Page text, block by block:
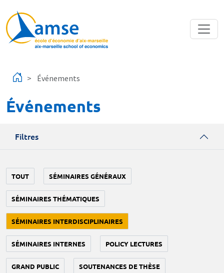
Événements
Événements
Filtres
TOUT SÉMINAIRES GÉNÉRAUX
SÉMINAIRES THÉMATIQUES
SÉMINAIRES INTERDISCIPLINAIRES
SÉMINAIRES INTERNES POLICY LECTURES
GRAND PUBLIC SOUTENANCES DE THÈSE